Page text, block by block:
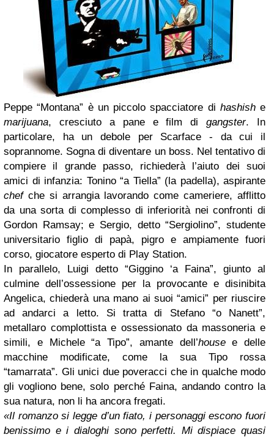
Peppe “Montana” è un piccolo spacciatore di hashishe
marijuana, cresciuto a pane e film digangster. In
particolare, ha un debole per Scarface - da cui il
soprannome. Sogna di diventare un boss. Nel tentativo di
compiere il grande passo, richiederà l’aiuto dei suoi
amici di infanzia: Tonino “a Tiella” (la padella), aspirante
chefche si arrangia lavorando come cameriere, afflitto
da una sorta di complesso di inferiorità nei confronti di
Gordon Ramsay; e Sergio, detto “Sergiolino”, studente
universitario figlio di papà, pigro e ampiamente fuori
corso, giocatore esperto di Play Station.
In parallelo, Luigi detto “Giggino ‘a Faina”, giunto al
culmine dell’ossessione per la provocante e disinibita
Angelica, chiederà una mano ai suoi “amici” per riuscire
ad andarci a letto. Si tratta di Stefano “o Nanett”,
metallaro complottista e ossessionato da massoneria e
simili, e Michele “a Tipo”, amante dell’housee delle
macchine modificate, come la sua Tipo rossa
“tamarrata”. Gli unici due poveracci che in qualche modo
gli vogliono bene, solo perché Faina, andando contro la
sua natura, non li ha ancora fregati.
«Il romanzo si legge d’un fiato, i personaggi escono fuori
benissimo e i dialoghi sono perfetti. Mi dispiace quasi